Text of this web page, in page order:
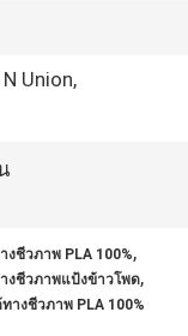
Union,
ชีวภาพ PLA 100%,
งชีวภาพแป้งข้าวโพด,
างชีวภาพ PLA 100%